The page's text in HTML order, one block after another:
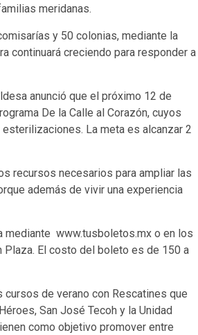
meridanas.
y 50 colonias, mediante la
continuará creciendo para responder a
anunció que el próximo 12 de
De la Calle al Corazón, cuyos
La meta es alcanzar 2
recursos necesarios para ampliar las
además de vivir una experiencia
mediante www.tusboletos.mx o en los
Plaza. El costo del boleto es de 150 a
de verano con Rescatines que
San José Tecoh y la Unidad
como objetivo promover entre